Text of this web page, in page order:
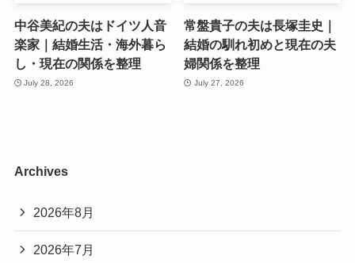
中谷美紀の夫はドイツ人音
楽家｜結婚生活・海外暮ら
し・現在の関係を整理
July 28, 2026
常盤貴子の夫は長塚圭史｜
結婚の馴れ初めと現在の夫
婦関係を整理
July 27, 2026
Archives
2026年8月
2026年7月